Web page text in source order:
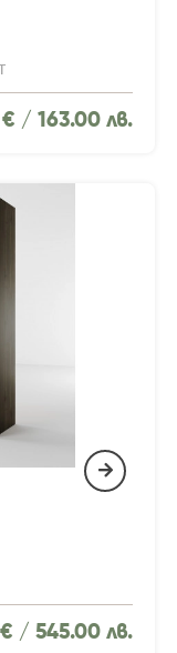
€ / 163.00 лв.
€ / 545.00 лв.